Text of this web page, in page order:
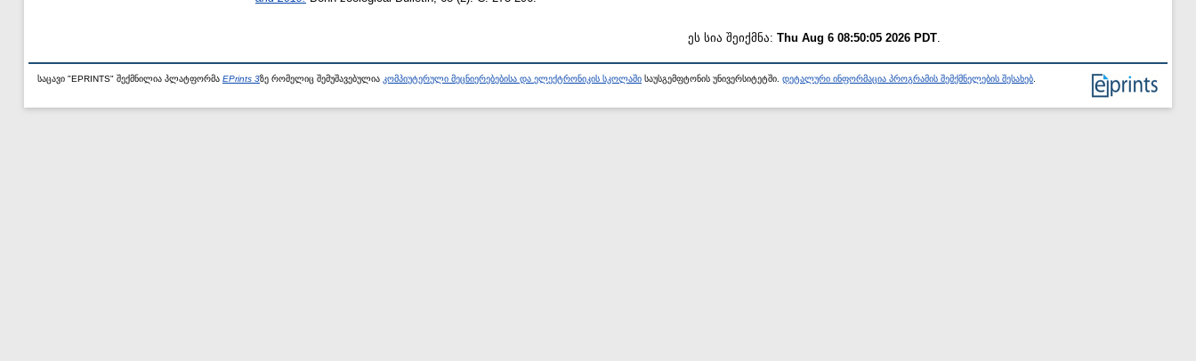
ეს სია შეიქმნა: Thu Aug 6 08:50:05 2026 PDT
საცავი "EPRINTS" შექმნილია პლატფორმა EPrints 3ზე რომელიც შემუშავებულია კომპიუტერული მეცნიერებებისა და ელექტრონიკის სკოლაში საუსგემფტონის უნივერსიტეტში. დეტალური ინფორმაცია პროგრამის შემქმნელების შესახებ